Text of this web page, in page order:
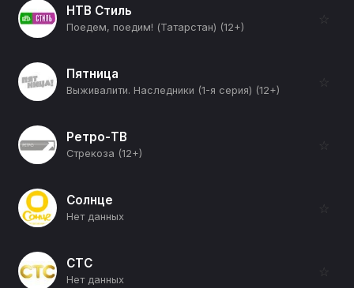
НТВ Стиль
Поедем, поедим! (Татарстан) (12+)
☆
Пятница
Выживалити. Наследники (1-я серия) (12+)
☆
Ретро-ТВ
Стрекоза (12+)
☆
Солнце
Нет данных
☆
СТС
Нет данных
☆